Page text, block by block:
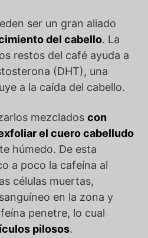
ser un gran aliado
del cabello. La
restos del café ayuda a
(DHT), una
a la caída del cabello.
mezclados con
el cuero cabelludo
húmedo. De esta
a poco la cafeína al
células muertas,
en la zona y
penetre, lo cual
pilosos.